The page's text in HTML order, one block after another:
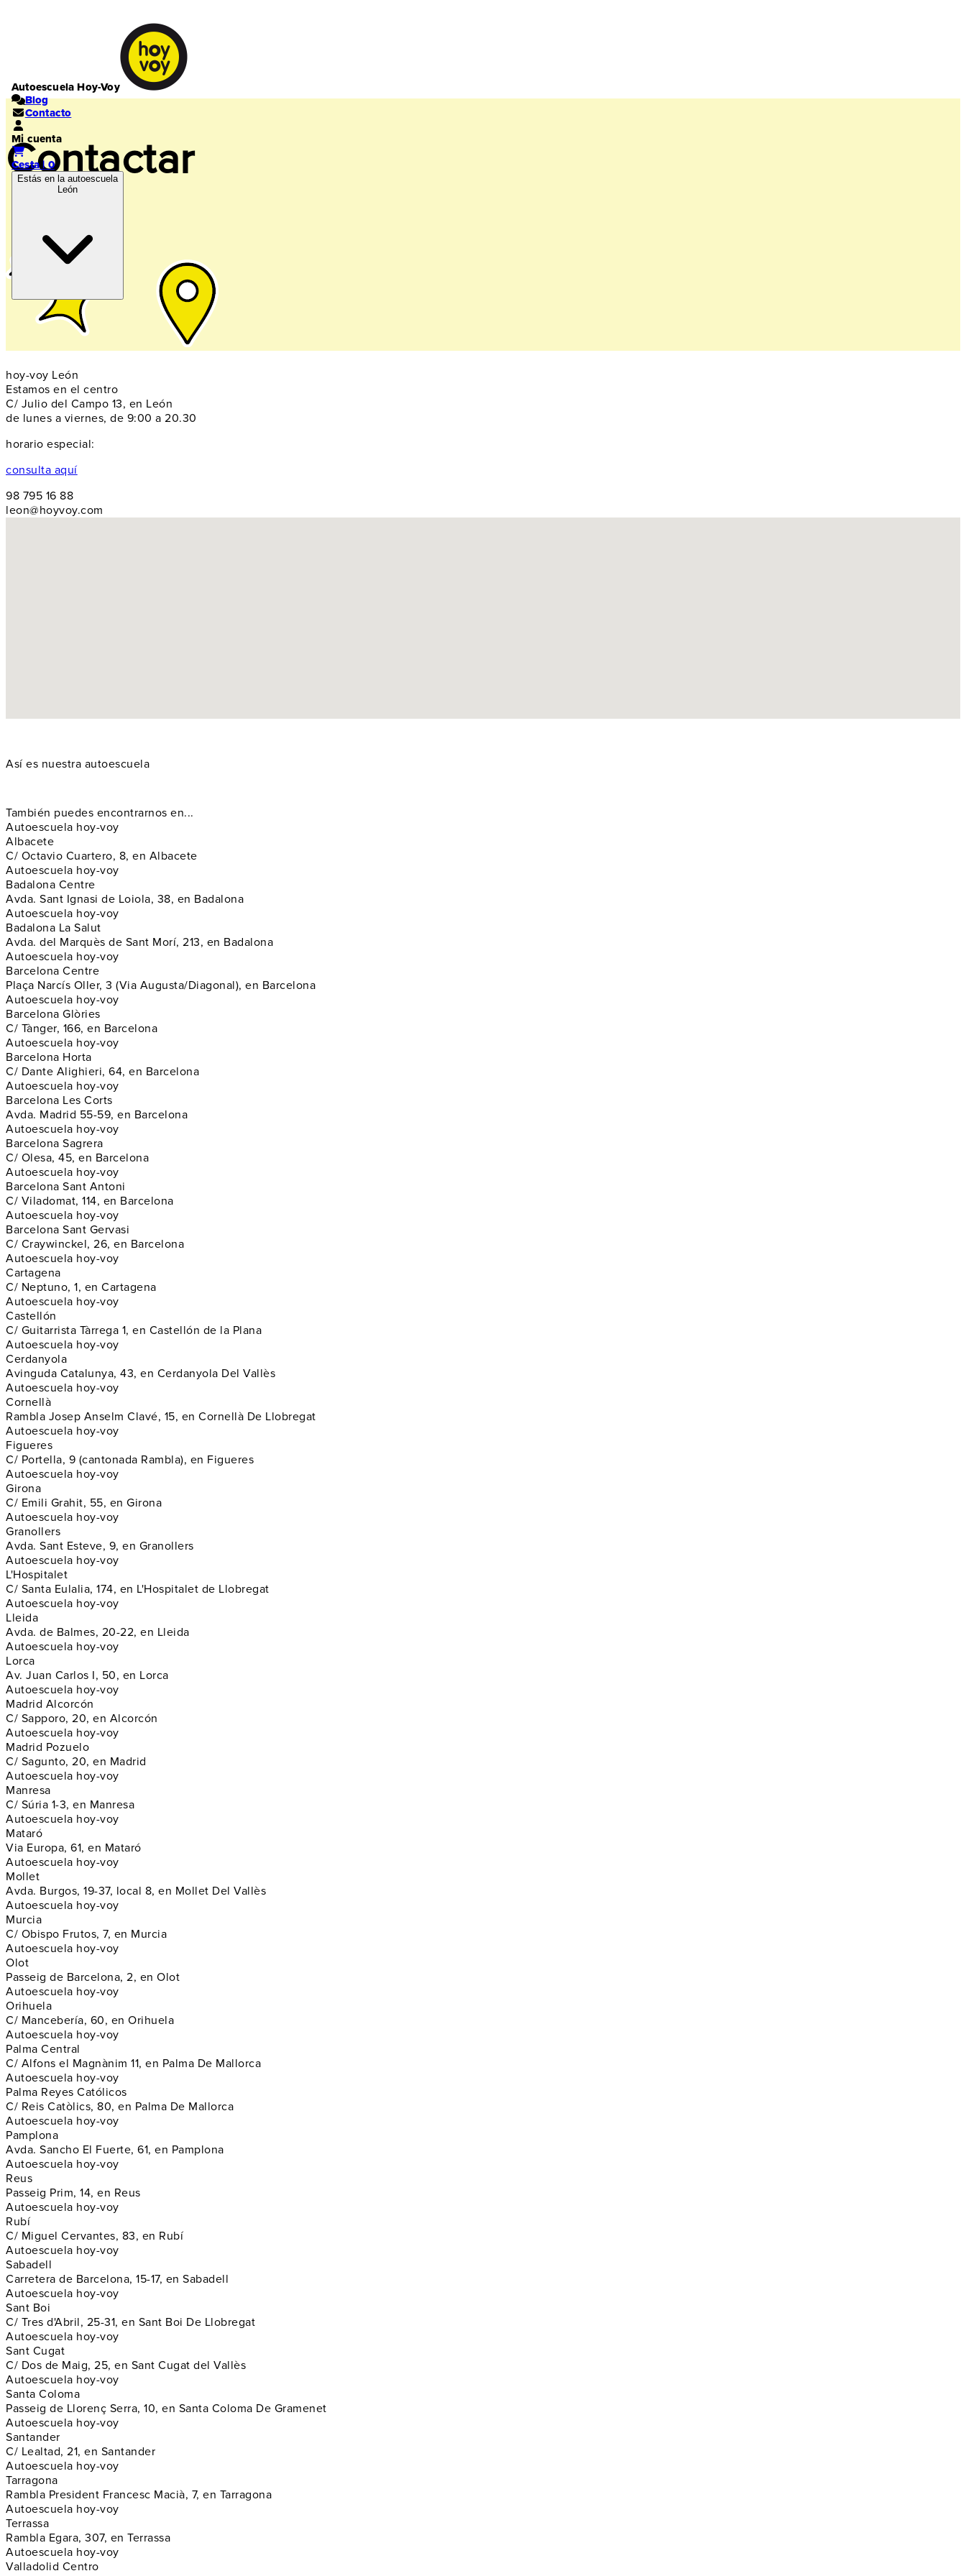
Autoescuela Hoy-Voy
Blog
Contacto
Mi cuenta
Cesta | 0
Estás en la autoescuela
León
Contactar
hoy-voy León
Estamos en el centro
C/ Julio del Campo 13, en León
de lunes a viernes, de 9:00 a 20.30
horario especial:
consulta aquí
98 795 16 88
leon@hoyvoy.com
Así es nuestra autoescuela
También puedes encontrarnos en...
Autoescuela hoy-voy
Albacete
C/ Octavio Cuartero, 8, en Albacete
Autoescuela hoy-voy
Badalona Centre
Avda. Sant Ignasi de Loiola, 38, en Badalona
Autoescuela hoy-voy
Badalona La Salut
Avda. del Marquès de Sant Morí, 213, en Badalona
Autoescuela hoy-voy
Barcelona Centre
Plaça Narcís Oller, 3 (Via Augusta/Diagonal), en Barcelona
Autoescuela hoy-voy
Barcelona Glòries
C/ Tànger, 166, en Barcelona
Autoescuela hoy-voy
Barcelona Horta
C/ Dante Alighieri, 64, en Barcelona
Autoescuela hoy-voy
Barcelona Les Corts
Avda. Madrid 55-59, en Barcelona
Autoescuela hoy-voy
Barcelona Sagrera
C/ Olesa, 45, en Barcelona
Autoescuela hoy-voy
Barcelona Sant Antoni
C/ Viladomat, 114, en Barcelona
Autoescuela hoy-voy
Barcelona Sant Gervasi
C/ Craywinckel, 26, en Barcelona
Autoescuela hoy-voy
Cartagena
C/ Neptuno, 1, en Cartagena
Autoescuela hoy-voy
Castellón
C/ Guitarrista Tàrrega 1, en Castellón de la Plana
Autoescuela hoy-voy
Cerdanyola
Avinguda Catalunya, 43, en Cerdanyola Del Vallès
Autoescuela hoy-voy
Cornellà
Rambla Josep Anselm Clavé, 15, en Cornellà De Llobregat
Autoescuela hoy-voy
Figueres
C/ Portella, 9 (cantonada Rambla), en Figueres
Autoescuela hoy-voy
Girona
C/ Emili Grahit, 55, en Girona
Autoescuela hoy-voy
Granollers
Avda. Sant Esteve, 9, en Granollers
Autoescuela hoy-voy
L'Hospitalet
C/ Santa Eulalia, 174, en L'Hospitalet de Llobregat
Autoescuela hoy-voy
Lleida
Avda. de Balmes, 20-22, en Lleida
Autoescuela hoy-voy
Lorca
Av. Juan Carlos I, 50, en Lorca
Autoescuela hoy-voy
Madrid Alcorcón
C/ Sapporo, 20, en Alcorcón
Autoescuela hoy-voy
Madrid Pozuelo
C/ Sagunto, 20, en Madrid
Autoescuela hoy-voy
Manresa
C/ Súria 1-3, en Manresa
Autoescuela hoy-voy
Mataró
Via Europa, 61, en Mataró
Autoescuela hoy-voy
Mollet
Avda. Burgos, 19-37, local 8, en Mollet Del Vallès
Autoescuela hoy-voy
Murcia
C/ Obispo Frutos, 7, en Murcia
Autoescuela hoy-voy
Olot
Passeig de Barcelona, 2, en Olot
Autoescuela hoy-voy
Orihuela
C/ Mancebería, 60, en Orihuela
Autoescuela hoy-voy
Palma Central
C/ Alfons el Magnànim 11, en Palma De Mallorca
Autoescuela hoy-voy
Palma Reyes Católicos
C/ Reis Catòlics, 80, en Palma De Mallorca
Autoescuela hoy-voy
Pamplona
Avda. Sancho El Fuerte, 61, en Pamplona
Autoescuela hoy-voy
Reus
Passeig Prim, 14, en Reus
Autoescuela hoy-voy
Rubí
C/ Miguel Cervantes, 83, en Rubí
Autoescuela hoy-voy
Sabadell
Carretera de Barcelona, 15-17, en Sabadell
Autoescuela hoy-voy
Sant Boi
C/ Tres d'Abril, 25-31, en Sant Boi De Llobregat
Autoescuela hoy-voy
Sant Cugat
C/ Dos de Maig, 25, en Sant Cugat del Vallès
Autoescuela hoy-voy
Santa Coloma
Passeig de Llorenç Serra, 10, en Santa Coloma De Gramenet
Autoescuela hoy-voy
Santander
C/ Lealtad, 21, en Santander
Autoescuela hoy-voy
Tarragona
Rambla President Francesc Macià, 7, en Tarragona
Autoescuela hoy-voy
Terrassa
Rambla Egara, 307, en Terrassa
Autoescuela hoy-voy
Valladolid Centro